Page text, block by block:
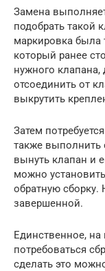
Замена
подобрать такой
маркировка была
который ранее
нужного
отсоединить от
выкрутить
Затем
также выполнить
вынуть клапан и
можно
обратную
завершенной.
Единственное,
потребоваться
сделать это